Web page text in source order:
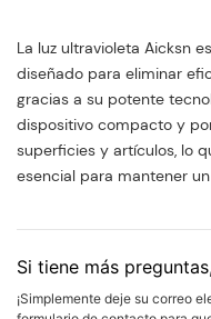
La luz ultravioleta Aicksn
diseñado para eliminar
gracias a su potente
dispositivo compacto y
superficies y artículos, lo
esencial para mantener
Si tiene más
¡Simplemente deje su correo